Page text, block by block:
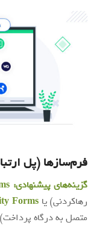
فرم‌سازها (پل
گزینه‌های پیشنهادی:
رهاکردنی) یاForms
متصل به درگاه پرداخت)